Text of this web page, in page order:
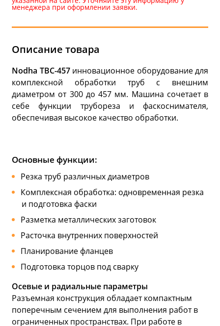
менеджера при оформлении заявки.
Описание товара
Nodha ТВС-457 инновационное оборудование для
комплексной обработки труб с внешним
диаметром от 300 до 457 мм. Машина сочетает в
себе функции трубореза и фаскоснимателя,
обеспечивая высокое качество обработки.
Основные функции:
Резка труб различных диаметров
Комплексная обработка: одновременная резка
и подготовка фаски
Разметка металлических заготовок
Расточка внутренних поверхностей
Планирование фланцев
Подготовка торцов под сварку
Осевые и радиальные параметры
Разъемная конструкция обладает компактным
поперечным сечением для выполнения работ в
ограниченных пространствах. При работе в